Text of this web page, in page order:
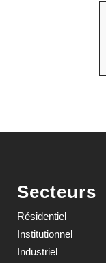
Secteurs
Résidentiel
Institutionnel
Industriel